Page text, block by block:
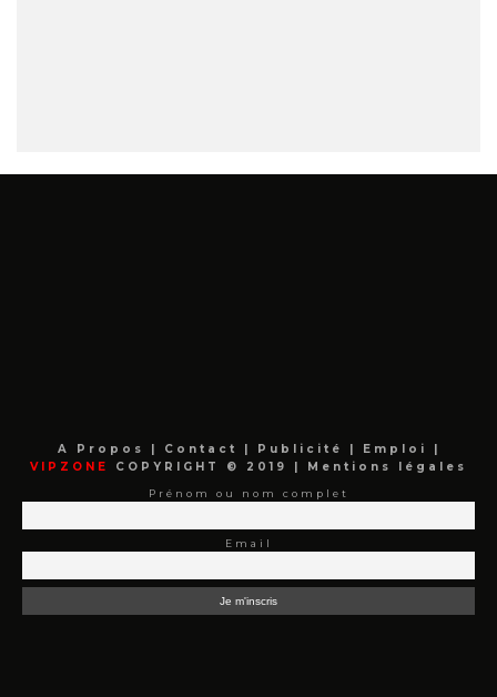
A Propos | Contact | Publicité | Emploi
|
VIPZONE
COPYRIGHT © 2019 | Mentions légales
Prénom ou nom complet
Email